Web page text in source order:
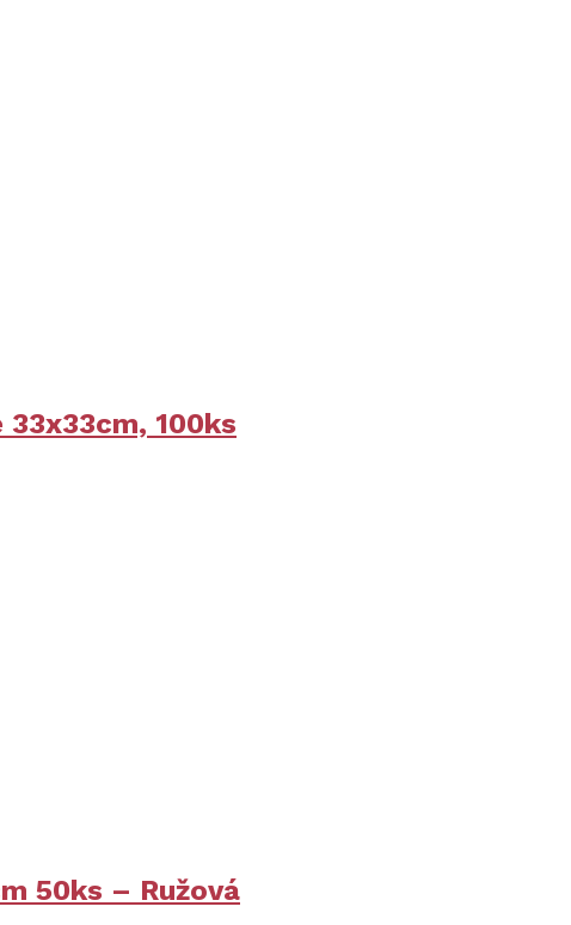
33x33cm, 100ks
50ks – Ružová